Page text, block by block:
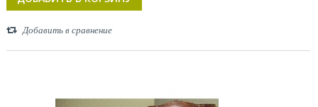
Добавить в сравнение